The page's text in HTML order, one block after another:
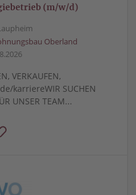
(m/w/d)
Oberland
VERKAUFEN,
karriereWIR SUCHEN
UNSER TEAM...